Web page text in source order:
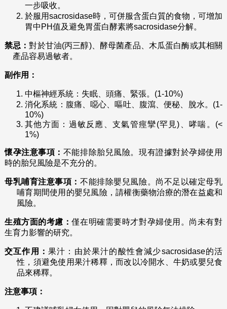
一步吸收。
於服用sacrosidase時，可併服含蛋白質的食物，可增加
胃中PH值及避免胃蛋白酵素將sacrosidase分解。
禁忌：對於甘油(丙三醇)、酵母菌產品、木瓜蛋白酶或其相關
產品容易過敏者。
副作用：
中樞神經系統：失眠、頭痛、緊張。(1-10%)
消化系統：腹痛、噁心、嘔吐、腹瀉、便秘、脫水。(1-
10%)
其他方面：過敏反應、支氣管痙攣(罕見)、哮喘。(<
1%)
懷孕注意事項： 不能排除胎兒風險。現有證據對於孕婦使用
時的胎兒風險是不充分的。
母乳哺育注意事項：不能排除嬰兒風險。尚不足以確定母乳
哺育期間使用的嬰兒風險，請權衡藥物治療的潛在益處和
風險。
生殖方面的考慮：僅在明確需要時才對孕婦使用。尚未有對
生育力影響的研究。
交互作用： 果汁：由於果汁的酸性會減少sacrosidase的活
性，須避免使用果汁稀釋，而改以冷開水、牛奶或嬰兒食
品來稀釋。
注意事項：